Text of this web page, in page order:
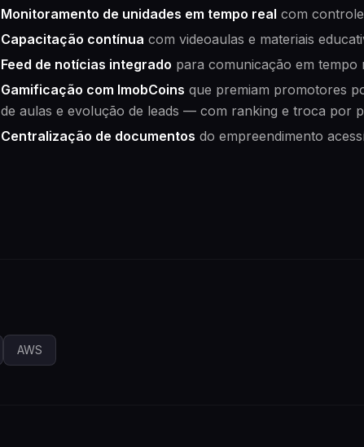
Monitoramento de unidades em tempo real com
Capacitação contínua com videoaulas e materiais
Feed de notícias integrado para comunicação em
Gamificação com ImobCoins que premiam promotores
de aulas e evolução de leads — com ranking e troca por
Centralização de documentos do empreendimento
AWS